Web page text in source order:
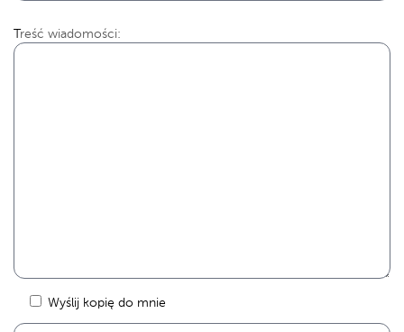
Treść wiadomości:
Wyślij kopię do mnie